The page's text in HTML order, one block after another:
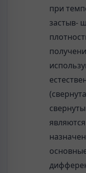
при
застыв-